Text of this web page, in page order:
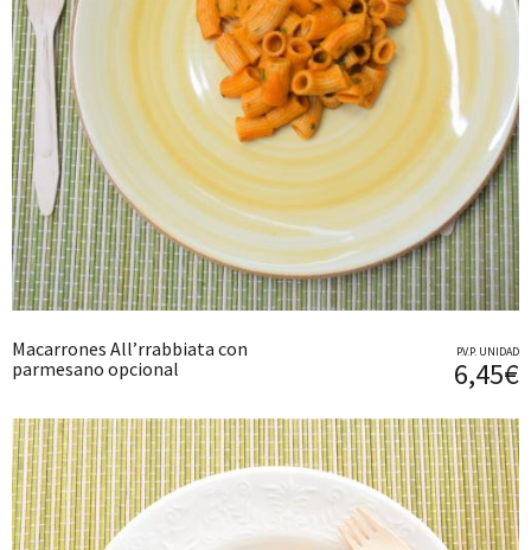
Macarrones All’rrabbiata con
parmesano opcional
P.V.P. UNIDAD
6,45€